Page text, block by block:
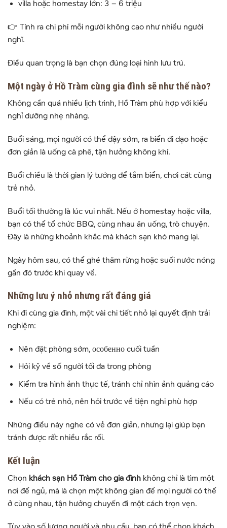
villa hoặc homestay lớn: 3 – 6 triệu
👉 Tính ra chi phí mỗi người không cao như nhiều người
nghĩ.
Điều quan trọng là bạn chọn đúng loại hình lưu trú.
Một ngày ở Hồ Tràm cùng gia đình sẽ như thế nào?
Không cần quá nhiều lịch trình, Hồ Tràm phù hợp với kiểu
nghỉ dưỡng nhẹ nhàng.
Buổi sáng, mọi người có thể dậy sớm, ra biển đi dạo hoặc
đơn giản là uống cà phê, tận hưởng không khí.
Buổi chiều là thời gian lý tưởng để tắm biển, chơi cát cùng
trẻ nhỏ.
Buổi tối thường là lúc vui nhất. Nếu ở homestay hoặc villa,
bạn có thể tổ chức BBQ, cùng nhau ăn uống, trò chuyện.
Đây là những khoảnh khắc mà khách sạn khó mang lại.
Ngày hôm sau, có thể ghé thăm rừng hoặc suối nước nóng
gần đó trước khi quay về.
Những lưu ý nhỏ nhưng rất đáng giá
Khi đi cùng gia đình, một vài chi tiết nhỏ lại quyết định trải
nghiệm:
Nên đặt phòng sớm, особенно cuối tuần
Hỏi kỹ về số người tối đa trong phòng
Kiểm tra hình ảnh thực tế, tránh chỉ nhìn ảnh quảng cáo
Nếu có trẻ nhỏ, nên hỏi trước về tiện nghi phù hợp
Những điều này nghe có vẻ đơn giản, nhưng lại giúp bạn
tránh được rất nhiều rắc rối.
Kết luận
Chọn khách sạn Hồ Tràm cho gia đình không chỉ là tìm một
nơi để ngủ, mà là chọn một không gian để mọi người có thể
ở cùng nhau, tận hưởng chuyến đi một cách trọn vẹn.